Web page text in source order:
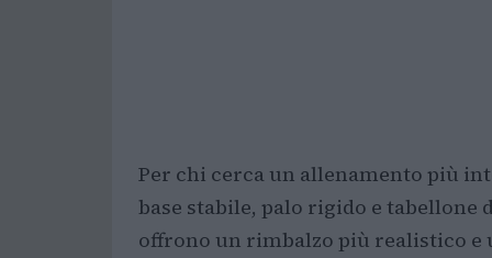
Per chi cerca un allenamento più
base stabile, palo rigido e
offrono un rimbalzo più realistico